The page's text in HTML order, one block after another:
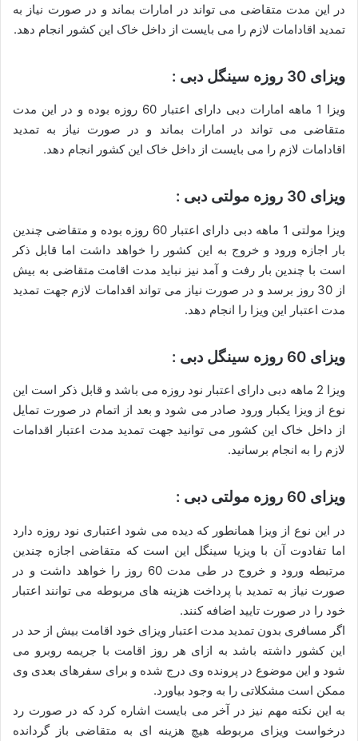
در این مدت متقاضی می تواند در امارات بماند و در صورت نیاز به
تمدید اقادامات لازم را می بایست از داخل خاک این کشور انجام دهد.
ویزای 30 روزه سینگل دبی :
ویزا 1 ماهه امارات دبی دارای اعتبار 60 روزه بوده و در این مدت
متقاضی می تواند در امارات بماند و در صورت نیاز به تمدید
اقادامات لازم را می بایست از داخل خاک این کشور انجام دهد.
ویزای 30 روزه مولتی دبی :
ویزا مولتی 1 ماهه دبی دارای اعتبار 60 روزه بوده و متقاضی چندین
بار اجازه ورود و خروج به این کشور را خواهد داشت اما قابل ذکر
است با چندین بار رفت و آمد نیز نباید مدت اقامت متقاضی به بیش
از 30 روز برسد و در صورت نیاز می تواند اقدامات لازم جهت تمدید
مدت اعتبار این ویزا را انجام دهد.
ویزای 60 روزه سینگل دبی :
ویزا 2 ماهه دبی دارای اعتبار نود روزه می باشد و قابل ذکر است این
نوع از ویزا یکبار ورود صادر می شود و بعد از اتمام در صورت تمایل
از داخل خاک این کشور می توانید جهت تمدید مدت اعتبار اقدامات
لازم را به انجام برسانید.
ویزای 60 روزه مولتی دبی :
در این نوع از ویزا همانطور که دیده می شود اعتباری نود روزه دارد
اما تفادوت آن با ویزیا سینگل این است که متقاضی اجازه چندین
مرتبطه ورود و خروج در طی مدت 60 روز را خواهد داشت و در
صورت نیاز به تمدید با پرداخت هزینه های مربوطه می توانند اعتبار
خود را در صورت تایید اضافه کنند.
اگر مسافری بدون تمدید مدت اعتبار ویزای خود اقامت بیش از حد در
این کشور داشته باشد به ازای هر روز اقامت با جریمه روبرو می
شود و این موضوع در پرونده وی درج شده و برای سفرهای بعدی وی
ممکن است مشکلاتی را به وجود بیاورد.
به این نکته مهم نیز در آخر می بایست اشاره کرد که در صورت رد
درخواست ویزای مربوطه هیچ هزینه ‌ای به متقاضی باز گردانده